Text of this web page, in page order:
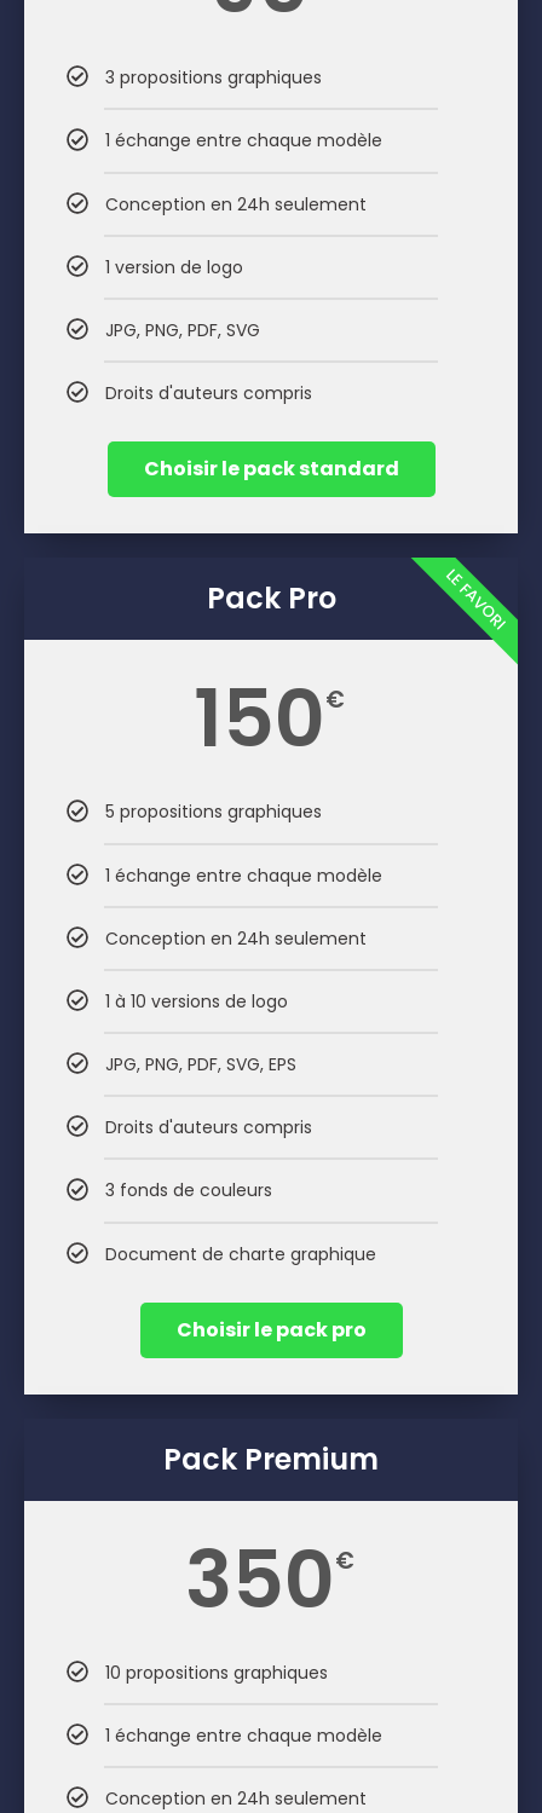
3 propositions graphiques
1 échange entre chaque modèle
Conception en 24h seulement
1 version de logo
JPG, PNG, PDF, SVG
Droits d'auteurs compris
Choisir le pack standard
Pack Pro
150€
5 propositions graphiques
1 échange entre chaque modèle
Conception en 24h seulement
1 à 10 versions de logo
JPG, PNG, PDF, SVG, EPS
Droits d'auteurs compris
3 fonds de couleurs
Document de charte graphique
Choisir le pack pro
LE FAVORI
Pack Premium
350€
10 propositions graphiques
1 échange entre chaque modèle
Conception en 24h seulement